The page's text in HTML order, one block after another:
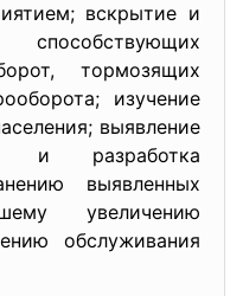
вскрытие и
тормозящих
изучение
выявление
и разработка
выявленных
увеличению
обслуживания